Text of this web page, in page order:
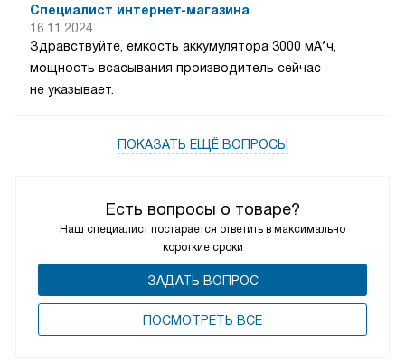
Есть вопросы о товаре?
Наш специалист постарается ответить в максимально
короткие сроки
ЗАДАТЬ ВОПРОС
ПОCМОТРЕТЬ ВСЕ
Специалист интернет-магазина
16.11.2024
Здравствуйте, емкость аккумулятора 3000 мА*ч,
мощность всасывания производитель сейчас
не указывает.
ПОКАЗАТЬ ЕЩЁ ВОПРОСЫ